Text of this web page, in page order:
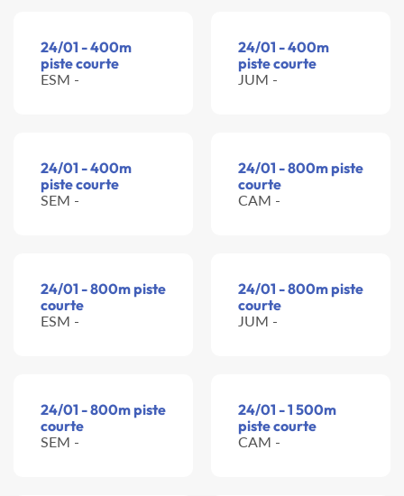
24/01 - 400m
piste courte
ESM -
24/01 - 400m
piste courte
JUM -
24/01 - 400m
piste courte
SEM -
24/01 - 800m piste
courte
CAM -
24/01 - 800m piste
courte
ESM -
24/01 - 800m piste
courte
JUM -
24/01 - 800m piste
courte
SEM -
24/01 - 1 500m
piste courte
CAM -